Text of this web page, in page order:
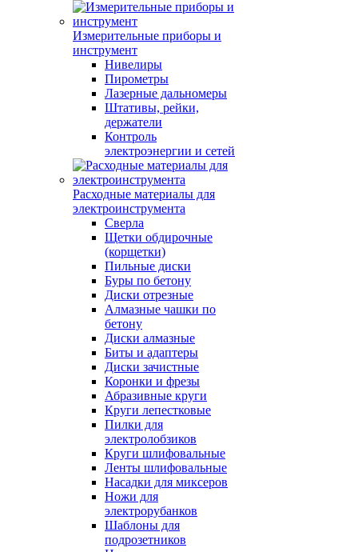
Измерительные приборы и
инструмент
Нивелиры
Пирометры
Лазерные дальномеры
Штативы, рейки,
держатели
Контроль
электроэнергии и сетей
Расходные материалы для
электроинструмента
Сверла
Щетки обдирочные
(корщетки)
Пильные диски
Буры по бетону
Диски отрезные
Алмазные чашки по
бетону
Диски алмазные
Биты и адаптеры
Диски зачистные
Коронки и фрезы
Абразивные круги
Круги лепестковые
Пилки для
электролобзиков
Круги шлифовальные
Ленты шлифовальные
Насадки для миксеров
Ножи для
электрорубанков
Шаблоны для
подрозетников